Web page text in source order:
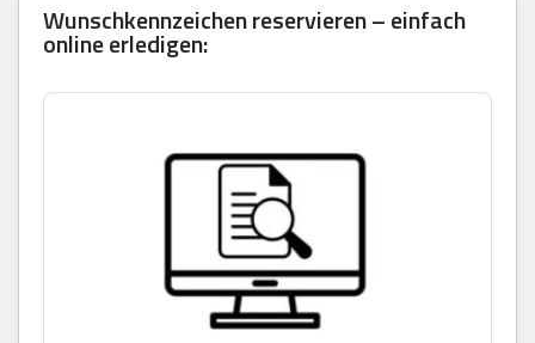
Wunschkennzeichen reservieren – einfach
online erledigen: